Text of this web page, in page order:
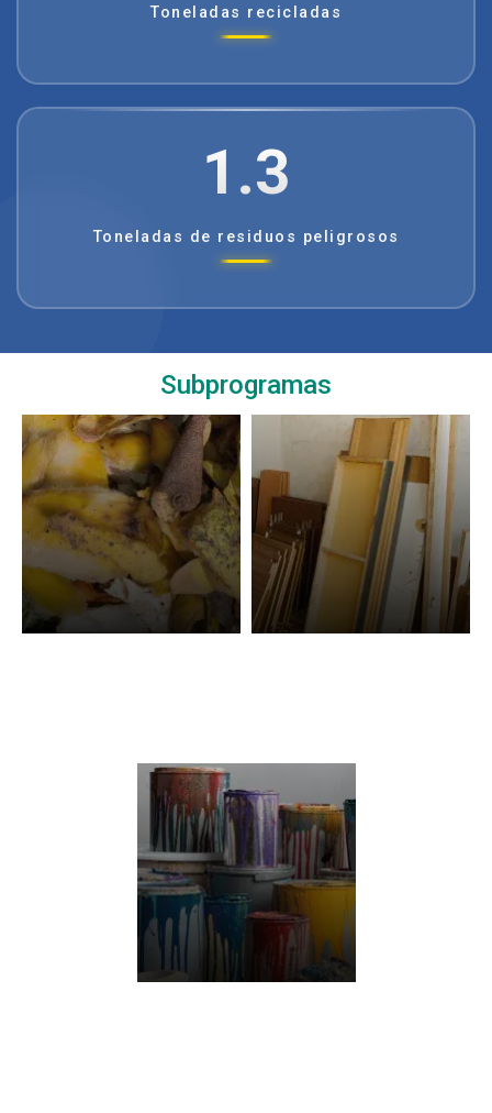
Toneladas recicladas
1.3
Toneladas de residuos peligrosos
Subprogramas